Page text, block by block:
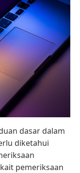
dasar dalam
diketahui
pemeriksaan